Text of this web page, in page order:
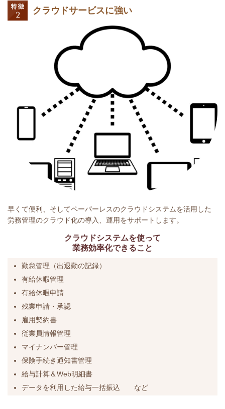
クラウドサービスに強い
早くて便利、そしてペーパーレスのクラウドシステムを活用した
労務管理のクラウド化の導入、運用をサポートします。
クラウドシステムを使って
業務効率化できること
勤怠管理（出退勤の記録）
有給休暇管理
有給休暇申請
残業申請・承認
雇用契約書
従業員情報管理
マイナンバー管理
保険手続き通知書管理
給与計算＆Web明細書
データを利用した給与一括振込 など